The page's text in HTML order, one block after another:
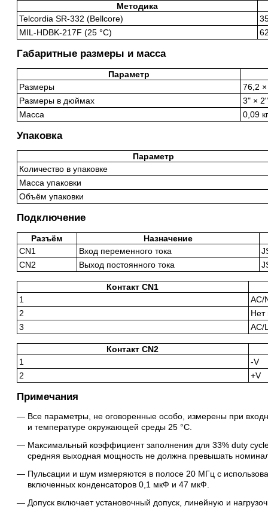
Методика
Telcordia SR-332 (Bellcore)
MIL-HDBK-217F (25 °C)
Габаритные размеры и масса
Параметр
Размеры
76,2
Размеры в дюймах
3" ×
Масса
0,09 кг
Упаковка
Параметр
Количество в упаковке
Масса упаковки
Объём упаковки
Подключение
Разъём
Назначение
CN1
Вход переменного тока
CN2
Выход постоянного тока
Контакт CN1
1
AC/
2
Нет
3
AC/
Контакт CN2
1
-V
2
+V
Примечания
Все параметры, не оговоренные особо, измерены при
и температуре окружающей среды 25 °C.
Максимальный коэффициент заполнения для 33% duty
средняя выходная мощность не должна превышать
Пульсации и шум измеряются в полосе 20 МГц с
включенных конденсаторов 0,1 мкФ и 47 мкФ.
Допуск включает установочный допуск, линейную и